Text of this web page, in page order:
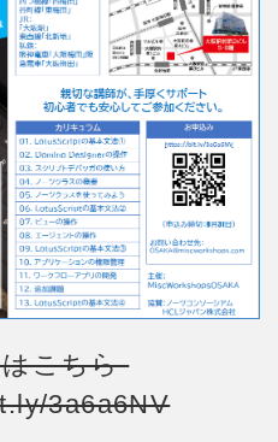
はこちら
3a6a6NV